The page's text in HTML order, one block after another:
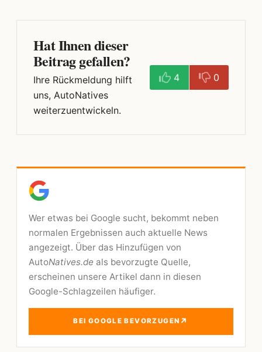
Hat Ihnen dieser
Beitrag gefallen?
Ihre Rückmeldung hilft
uns, AutoNatives
weiterzuentwickeln.
4 0
Wer etwas bei Google sucht, bekommt neben
normalen Ergebnissen auch aktuelle News
angezeigt. Über das Hinzufügen von
AutoNatives.de als bevorzugte Quelle,
erscheinen unsere Artikel dann in diesen
Google-Schlagzeilen häufiger.
BEI GOOGLE BEVORZUGEN ↗